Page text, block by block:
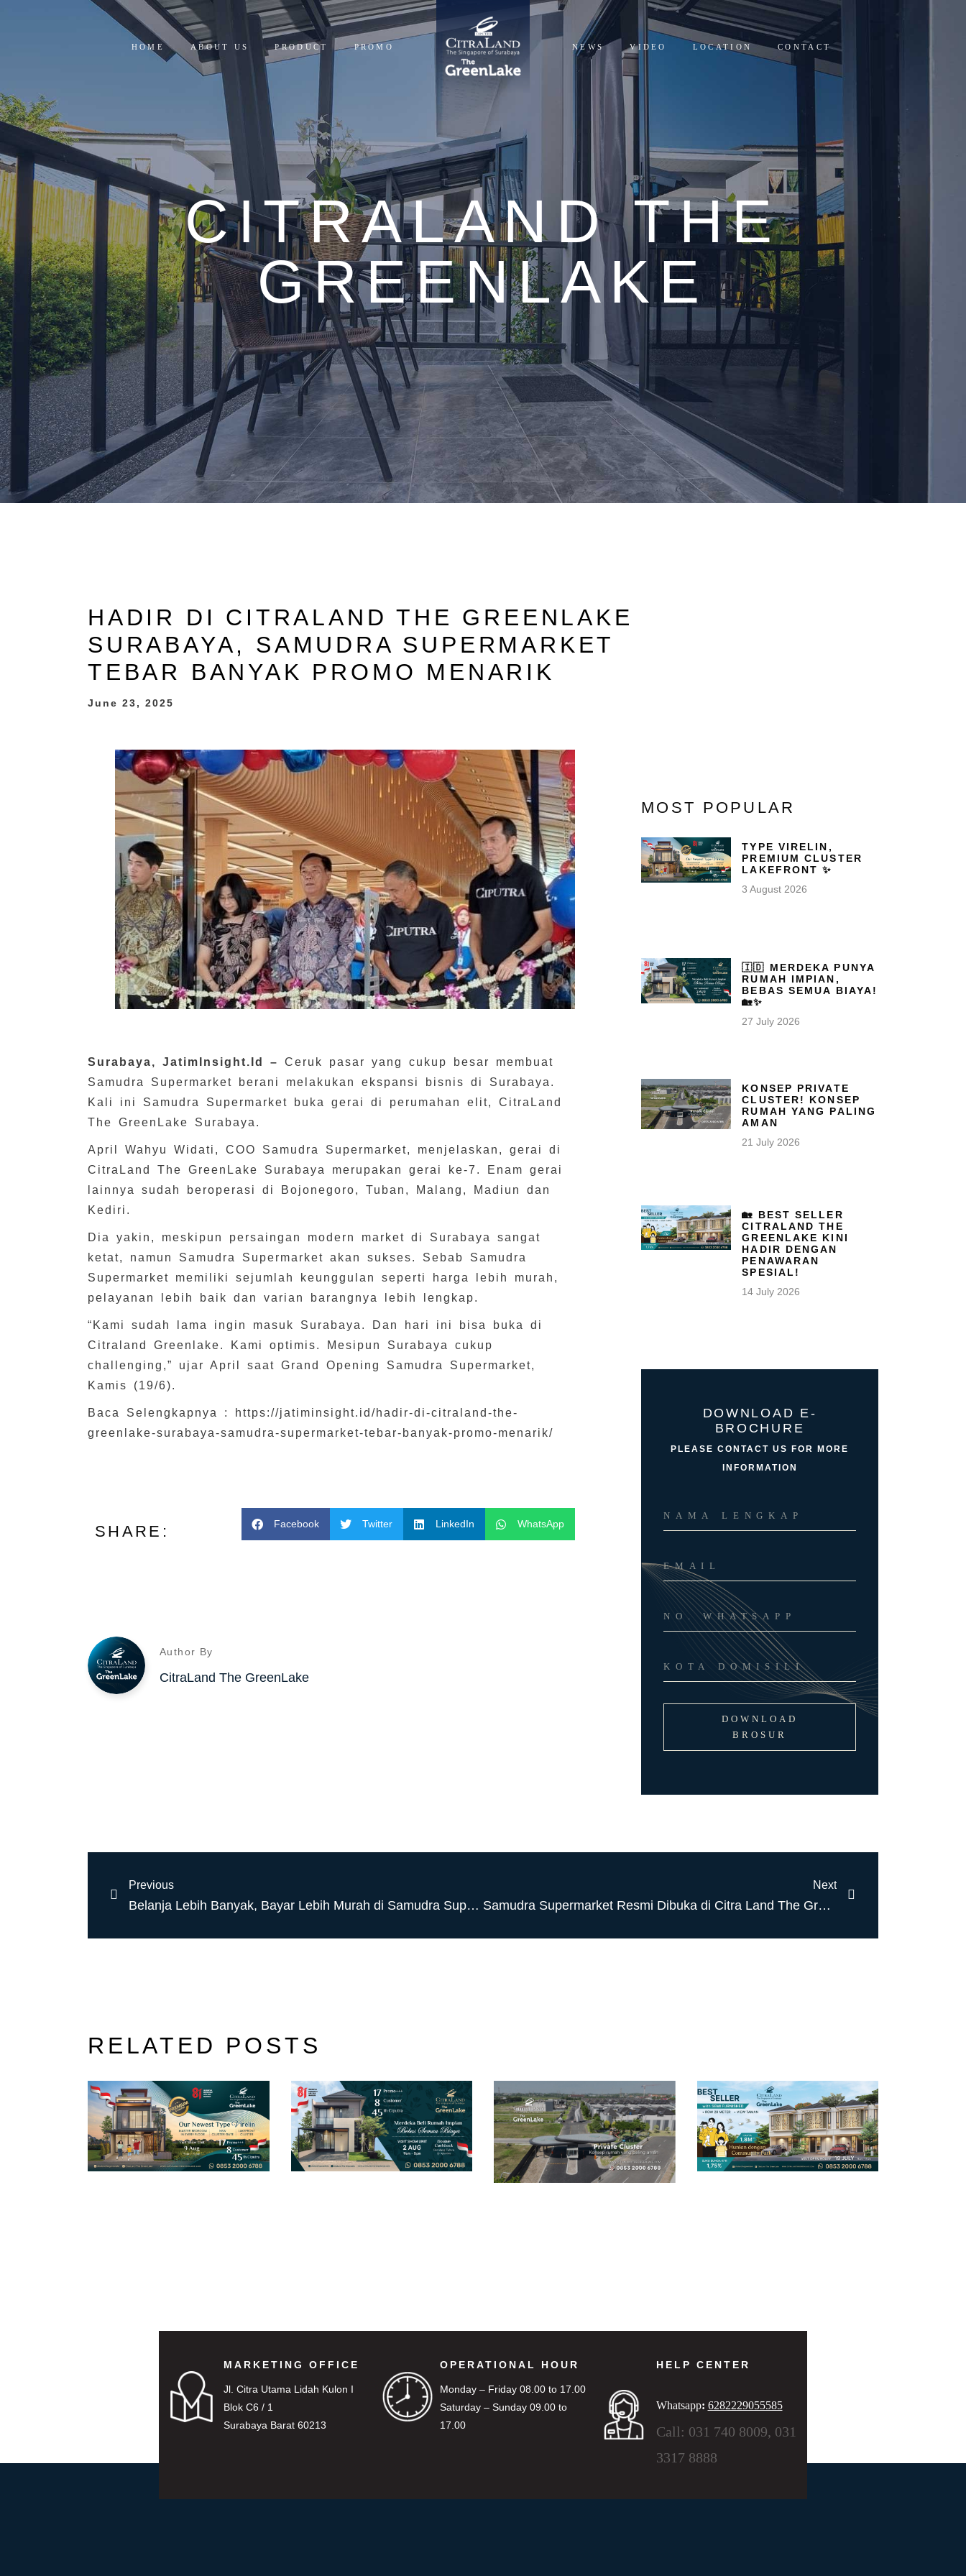
HOME ABOUT US PRODUCT
RESIDENTIALS
COMMERCIALS
PROMO NEWS VIDEO LOCATION CONTACT
CITRALAND THE
GREENLAKE
HADIR DI CITRALAND THE GREENLAKE
SURABAYA, SAMUDRA SUPERMARKET
TEBAR BANYAK PROMO MENARIK
June 23, 2025
Surabaya, JatimInsight.Id –
Ceruk pasar yang cukup besar membuat
Samudra Supermarket berani melakukan ekspansi bisnis di Surabaya.
Kali ini Samudra Supermarket buka gerai di perumahan elit, CitraLand
The GreenLake Surabaya.
April Wahyu Widati, COO Samudra Supermarket, menjelaskan, gerai di
CitraLand The GreenLake Surabaya merupakan gerai ke-7. Enam gerai
lainnya sudah beroperasi di Bojonegoro, Tuban, Malang, Madiun dan
Kediri.
Dia yakin, meskipun persaingan modern market di Surabaya sangat
ketat, namun Samudra Supermarket akan sukses. Sebab Samudra
Supermarket memiliki sejumlah keunggulan seperti harga lebih murah,
pelayanan lebih baik dan varian barangnya lebih lengkap.
“Kami sudah lama ingin masuk Surabaya. Dan hari ini bisa buka di
Citraland Greenlake. Kami optimis. Mesipun Surabaya cukup
challenging,” ujar April saat Grand Opening Samudra Supermarket,
Kamis (19/6).
Baca Selengkapnya : https://jatiminsight.id/hadir-di-citraland-the-
greenlake-surabaya-samudra-supermarket-tebar-banyak-promo-menarik/
SHARE: Facebook Twitter LinkedIn WhatsApp
Author By
CitraLand The GreenLake
MOST POPULAR
TYPE VIRELIN,
PREMIUM CLUSTER
LAKEFRONT ✨
3 August 2026
🇮🇩 MERDEKA PUNYA
RUMAH IMPIAN,
BEBAS SEMUA BIAYA!
🏡✨
27 July 2026
KONSEP PRIVATE
CLUSTER! KONSEP
RUMAH YANG PALING
AMAN
21 July 2026
🏡 BEST SELLER
CITRALAND THE
GREENLAKE KINI
HADIR DENGAN
PENAWARAN
SPESIAL!
14 July 2026
DOWNLOAD E-
BROCHURE
PLEASE CONTACT US FOR MORE
INFORMATION
DOWNLOAD
BROSUR
Previous
Belanja Lebih Banyak, Bayar Lebih Murah di Samudra Supermarket CitraLand
Next
Samudra Supermarket Resmi Dibuka di Citra Land The Green Lake Surabaya, Hadirkan Konsep Modern
RELATED POSTS
MARKETING OFFICE
Jl. Citra Utama Lidah Kulon I
Blok C6 / 1
Surabaya Barat 60213
OPERATIONAL HOUR
Monday – Friday 08.00 to 17.00
Saturday – Sunday 09.00 to
17.00
HELP CENTER
Whatsapp: 6282229055585
Call: 031 740 8009, 031
3317 8888